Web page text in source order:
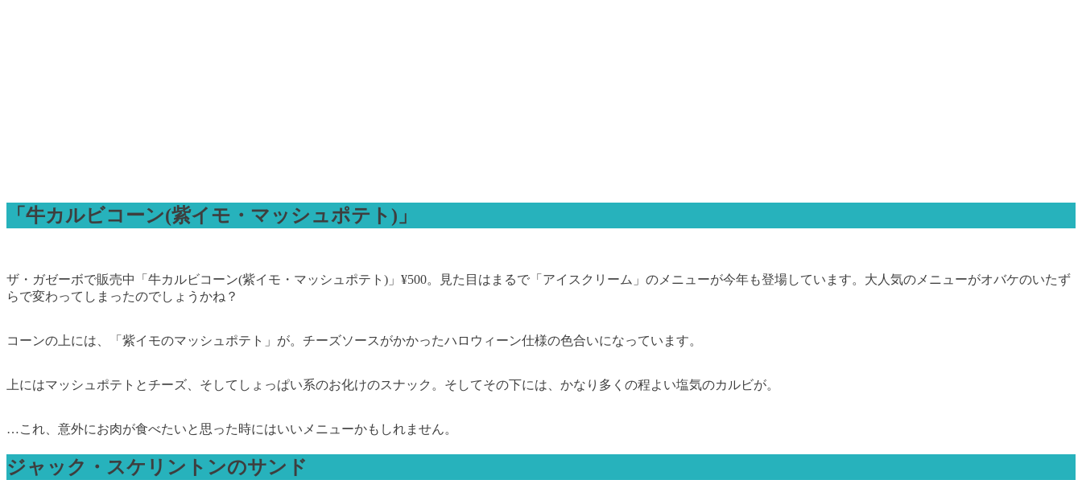
「牛カルビコーン(紫イモ・マッシュポテト)」
ザ・ガゼーボで販売中「牛カルビコーン(紫イモ・マッシュポテト)」¥500。見た目はまるで「アイスクリーム」のメニューが今年も登場しています。大人気のメニューがオバケのいたず
らで変わってしまったのでしょうかね？
コーンの上には、「紫イモのマッシュポテト」が。チーズソースがかかったハロウィーン仕様の色合いになっています。
上にはマッシュポテトとチーズ、そしてしょっぱい系のお化けのスナック。そしてその下には、かなり多くの程よい塩気のカルビが。
…これ、意外にお肉が食べたいと思った時にはいいメニューかもしれません。
ジャック・スケリントンのサンド